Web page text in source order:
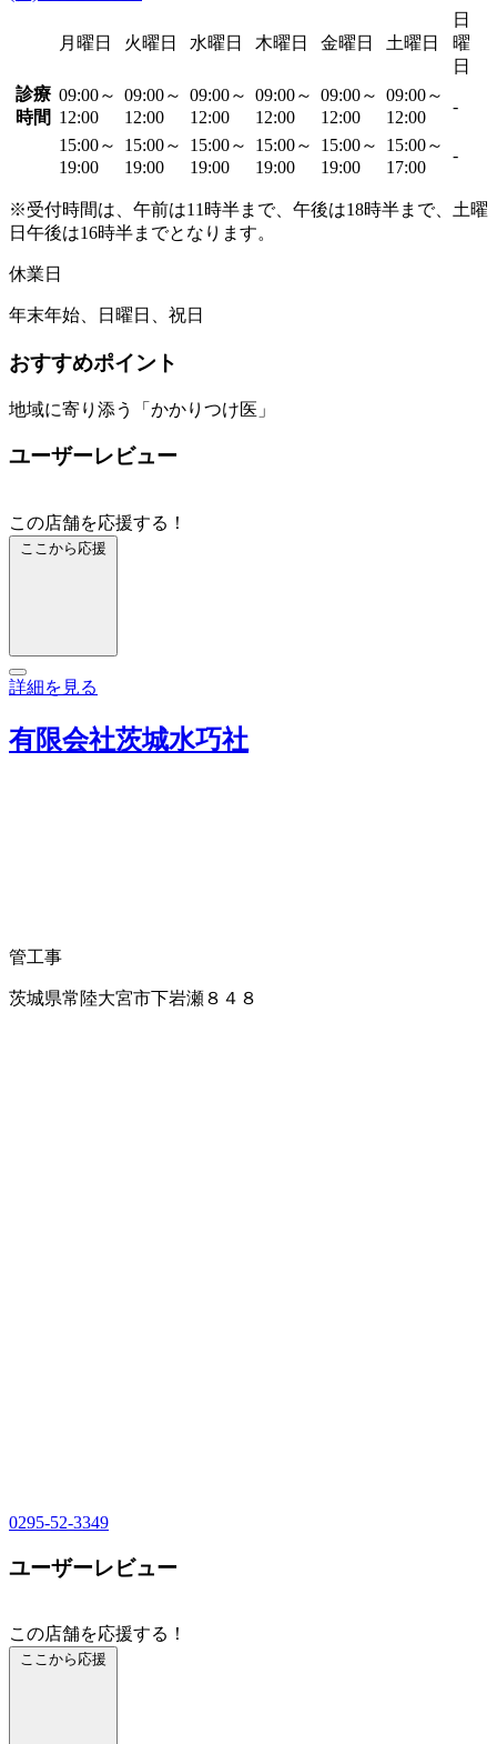
月曜日 火曜日 水曜日 木曜日 金曜日 土曜日
日
曜
日
診療
時間
09:00～
12:00
09:00～
12:00
09:00～
12:00
09:00～
12:00
09:00～
12:00
09:00～
12:00
-
15:00～
19:00
15:00～
19:00
15:00～
19:00
15:00～
19:00
15:00～
19:00
15:00～
17:00
-
※受付時間は、午前は11時半まで、午後は18時半まで、土曜
日午後は16時半までとなります。
休業日
年末年始、日曜日、祝日
おすすめポイント
地域に寄り添う「かかりつけ医」
ユーザーレビュー
この店舗を応援する！
ここから応援
詳細を見る
有限会社茨城水巧社
管工事
茨城県常陸大宮市下岩瀬８４８
0295-52-3349
ユーザーレビュー
この店舗を応援する！
ここから応援